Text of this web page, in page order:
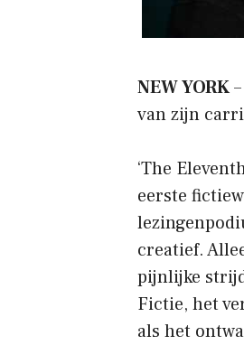
NEW YORK
van zijn
‘The
eerste
creatief.
pijnlijke
Fictie, het
als het